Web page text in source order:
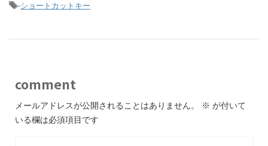
-ショートカットキー
comment
メールアドレスが公開されることはありません。 ※ が付いて
いる欄は必須項目です